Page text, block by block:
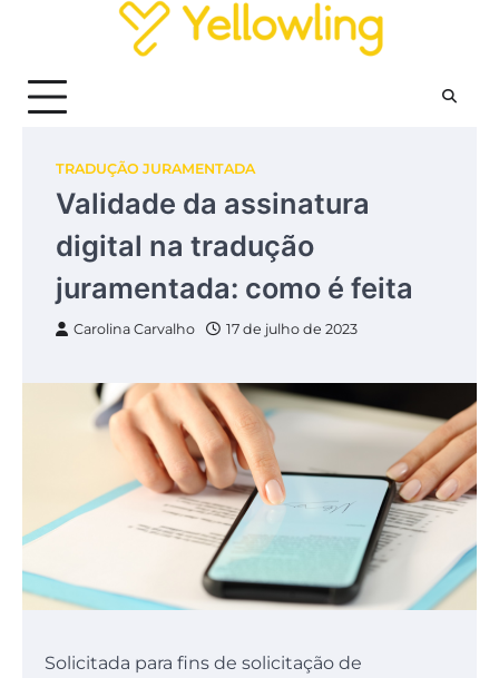
TRADUÇÃO JURAMENTADA
Validade da assinatura
digital na tradução
juramentada: como é feita
Carolina Carvalho 17 de julho de 2023
Solicitada para fins de solicitação de